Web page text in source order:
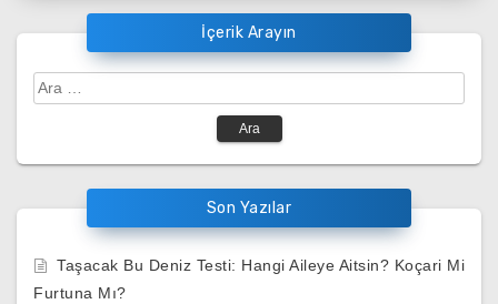
İçerik Arayın
Arama:
Son Yazılar
Taşacak Bu Deniz Testi: Hangi Aileye Aitsin? Koçari Mi
Furtuna Mı?